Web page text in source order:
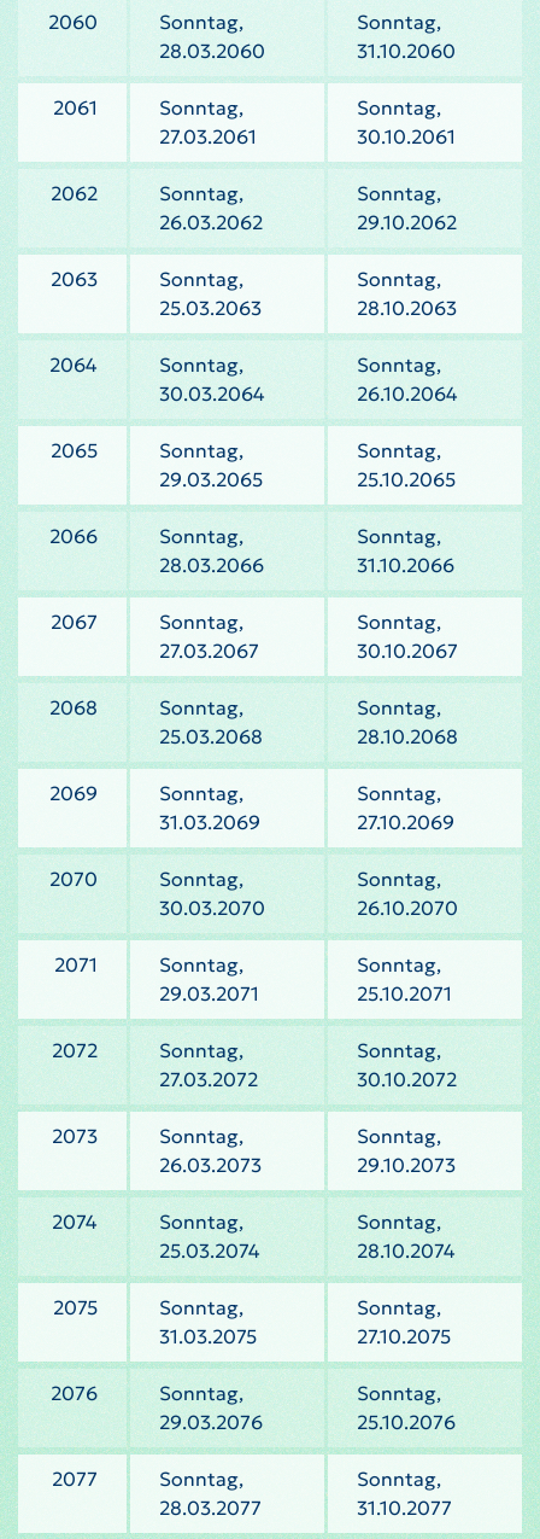
2060
Sonntag,
28.03.2060
Sonntag,
31.10.2060
2061
Sonntag,
27.03.2061
Sonntag,
30.10.2061
2062
Sonntag,
26.03.2062
Sonntag,
29.10.2062
2063
Sonntag,
25.03.2063
Sonntag,
28.10.2063
2064
Sonntag,
30.03.2064
Sonntag,
26.10.2064
2065
Sonntag,
29.03.2065
Sonntag,
25.10.2065
2066
Sonntag,
28.03.2066
Sonntag,
31.10.2066
2067
Sonntag,
27.03.2067
Sonntag,
30.10.2067
2068
Sonntag,
25.03.2068
Sonntag,
28.10.2068
2069
Sonntag,
31.03.2069
Sonntag,
27.10.2069
2070
Sonntag,
30.03.2070
Sonntag,
26.10.2070
2071
Sonntag,
29.03.2071
Sonntag,
25.10.2071
2072
Sonntag,
27.03.2072
Sonntag,
30.10.2072
2073
Sonntag,
26.03.2073
Sonntag,
29.10.2073
2074
Sonntag,
25.03.2074
Sonntag,
28.10.2074
2075
Sonntag,
31.03.2075
Sonntag,
27.10.2075
2076
Sonntag,
29.03.2076
Sonntag,
25.10.2076
2077
Sonntag,
28.03.2077
Sonntag,
31.10.2077